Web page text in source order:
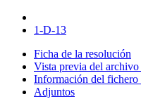
1-D-13
Ficha de la resolución
Vista previa del
Información del fichero
Adjuntos